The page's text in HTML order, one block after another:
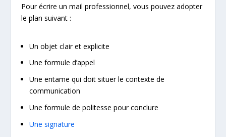
Pour écrire un mail professionnel, vous pouvez adopter
le plan suivant :
Un objet clair et explicite
Une formule d’appel
Une entame qui doit situer le contexte de
communication
Une formule de politesse pour conclure
Une signature